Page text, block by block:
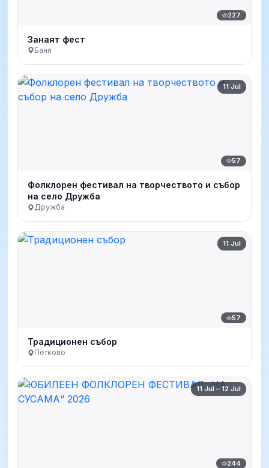
227
Занаят фест
Баня
11 Jul
57
Фолклорен фестивал на творчеството и събор
на село Дружба
Дружба
11 Jul
57
Традиционен събор
Петково
11 Jul – 12 Jul
244